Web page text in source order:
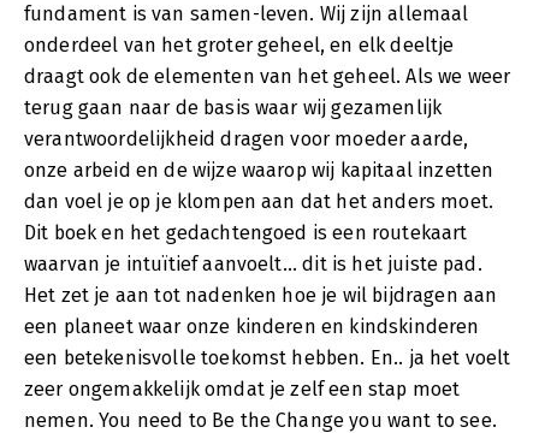
fundament is van samen-leven. Wij zijn allemaal
onderdeel van het groter geheel, en elk deeltje
draagt ook de elementen van het geheel. Als we weer
terug gaan naar de basis waar wij gezamenlijk
verantwoordelijkheid dragen voor moeder aarde,
onze arbeid en de wijze waarop wij kapitaal inzetten
dan voel je op je klompen aan dat het anders moet.
Dit boek en het gedachtengoed is een routekaart
waarvan je intuïtief aanvoelt... dit is het juiste pad.
Het zet je aan tot nadenken hoe je wil bijdragen aan
een planeet waar onze kinderen en kindskinderen
een betekenisvolle toekomst hebben. En.. ja het voelt
zeer ongemakkelijk omdat je zelf een stap moet
nemen. You need to Be the Change you want to see.